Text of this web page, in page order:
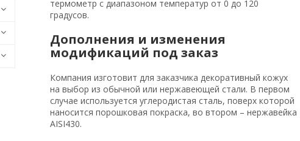
термометр с диапазоном температур от 0 до 120
градусов.
Дополнения и изменения
модификаций под заказ
Компания изготовит для заказчика декоративный кожух
на выбор из обычной или нержавеющей стали. В первом
случае используется углеродистая сталь, поверх которой
наносится порошковая покраска, во втором – нержавейка
AISI430.